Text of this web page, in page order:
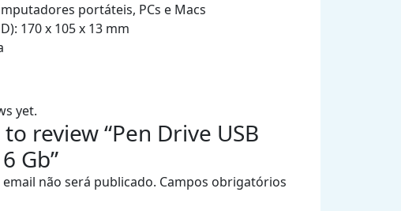
portáteis, PCs e Macs
170 x 105 x 13 mm
yet.
review “Pen Drive USB
Gb”
não será publicado. Campos obrigatórios